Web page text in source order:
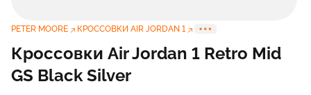
PETER MOORE КРОССОВКИ AIR JORDAN 1
Кроссовки Air Jordan 1 Retro Mid
GS Black Silver